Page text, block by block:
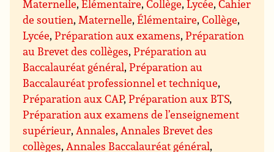
Maternelle,Élémentaire,Collège,Lycée,Cahier
de soutien, Maternelle,Élémentaire,Collège,
Lycée,Préparation aux examens,Préparation
au Brevet des collèges,Préparation au
Baccalauréat général,Préparation au
Baccalauréat professionnel et technique,
Préparation aux CAP,Préparation aux BTS,
Préparation aux examens de l’enseignement
supérieur, Annales, Annales Brevet des
collèges, Annales Baccalauréat général,